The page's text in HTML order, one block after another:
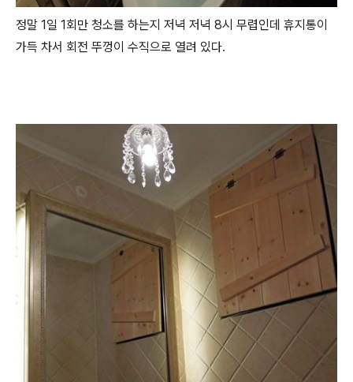
정말 1일 1회만 청소를 하는지 저녁 저녁 8시 무렵인데 휴지통이
가득 차서 회전 뚜껑이 수직으로 열려 있다.